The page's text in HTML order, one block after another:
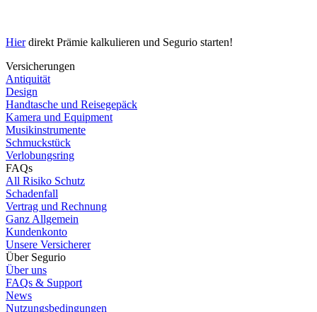
Hierdirekt Prämie kalkulieren und Segurio starten!
Versicherungen
Antiquität
Design
Handtasche und Reisegepäck
Kamera und Equipment
Musikinstrumente
Schmuckstück
Verlobungsring
FAQs
All Risiko Schutz
Schadenfall
Vertrag und Rechnung
Ganz Allgemein
Kundenkonto
Unsere Versicherer
Über Segurio
Über uns
FAQs & Support
News
Nutzungsbedingungen